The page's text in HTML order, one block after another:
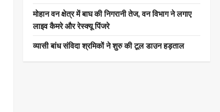
मोहान वन क्षेत्र में बाघ की निगरानी तेज, वन विभाग ने लगाए
लाइव कैमरे और रेस्क्यू पिंजरे
व्यासी बांध संविदा श्रमिकों ने शुरु की टूल डाउन हड़ताल